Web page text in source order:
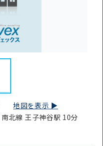
10地図を表示 ▶︎
北線 王子神谷駅 10分